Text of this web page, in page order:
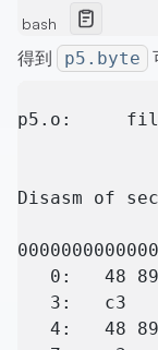
bash
得到 p5.byte
p5.o:     file
Disasm of